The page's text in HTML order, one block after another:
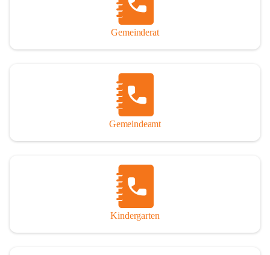
Gemeinderat
Gemeindeamt
Kindergarten